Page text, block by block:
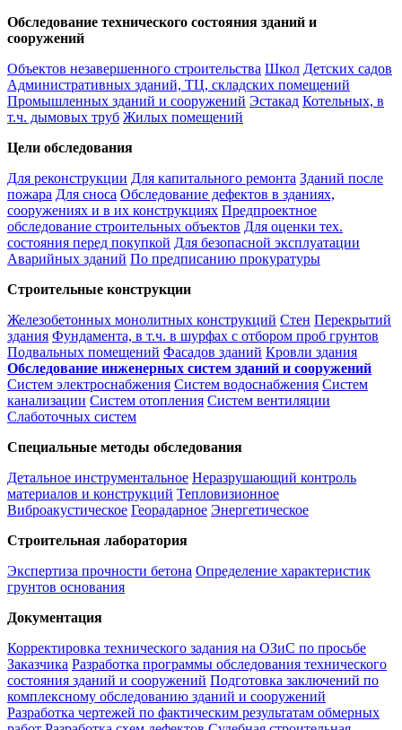
Обследование технического состояния зданий и
сооружений
Объектов незавершенного строительства Школ Детских садов
Административных зданий, ТЦ, складских помещений
Промышленных зданий и сооружений Эстакад Котельных, в
т.ч. дымовых труб Жилых помещений
Цели обследования
Для реконструкции Для капитального ремонта Зданий после
пожара Для сноса Обследование дефектов в зданиях,
сооружениях и в их конструкциях Предпроектное
обследование строительных объектов Для оценки тех.
состояния перед покупкой Для безопасной эксплуатации
Аварийных зданий По предписанию прокуратуры
Строительные конструкции
Железобетонных монолитных конструкций Стен Перекрытий
здания Фундамента, в т.ч. в шурфах с отбором проб грунтов
Подвальных помещений Фасадов зданий Кровли здания
Обследование инженерных систем зданий и сооружений
Систем электроснабжения Систем водоснабжения Систем
канализации Систем отопления Систем вентиляции
Слаботочных систем
Специальные методы обследования
Детальное инструментальное Неразрушающий контроль
материалов и конструкций Тепловизионное
Виброакустическое Георадарное Энергетическое
Строительная лаборатория
Экспертиза прочности бетона Определение характеристик
грунтов основания
Документация
Корректировка технического задания на ОЗиС по просьбе
Заказчика Разработка программы обследования технического
состояния зданий и сооружений Подготовка заключений по
комплексному обследованию зданий и сооружений
Разработка чертежей по фактическим результатам обмерных